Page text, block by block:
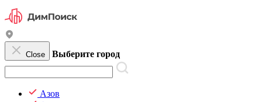
Close Выберите город
Азов